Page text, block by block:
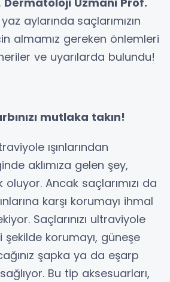
yaz aylarında saçlarımızın
almamız gereken önlemleri
ve uyarılarda bulundu!
mutlaka takın!
ışınlarından
aklımıza gelen şey,
Ancak saçlarımızı da
karşı korumayı ihmal
Saçlarınızı ultraviyole
şekilde korumayı, güneşe
şapka ya da eşarp
Bu tip aksesuarları,